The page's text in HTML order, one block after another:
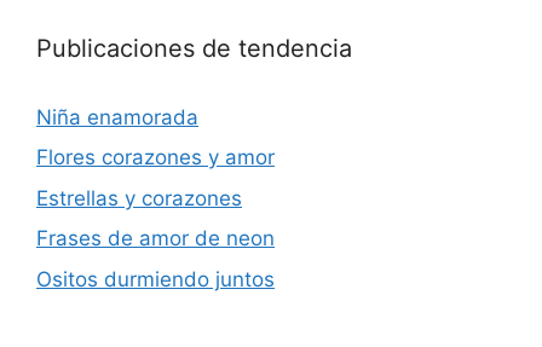
Publicaciones de tendencia
Niña enamorada
Flores corazones y amor
Estrellas y corazones
Frases de amor de neon
Ositos durmiendo juntos